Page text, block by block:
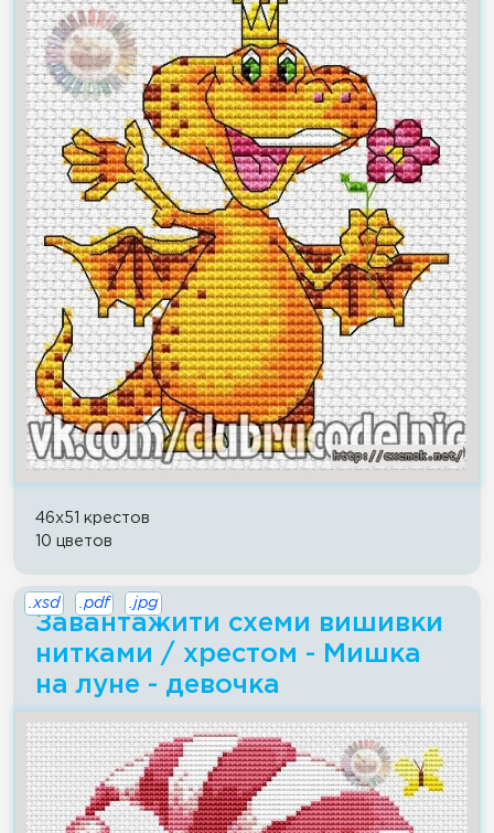
46x51 крестов
10 цветов
Завантажити схеми вишивки
нитками / хрестом - Мишка
на луне - девочка
.xsd .pdf .jpg